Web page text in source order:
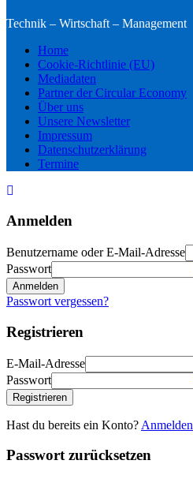
Technik – Wirtschaft – Management
Home
Cookie-Richtlinie (EU)
Mediadaten
Partner der Circular Economy
Über uns
Unsere Newsletter
Impressum
Datenschutzerklärung
Termine
Anmelden
Benutzername oder E-Mail-Adresse
Passwort
Anmelden
Passwort vergessen?
Registrieren
E-Mail-Adresse
Passwort
Registrieren
Hast du bereits ein Konto? Anmelden
Passwort zurücksetzen